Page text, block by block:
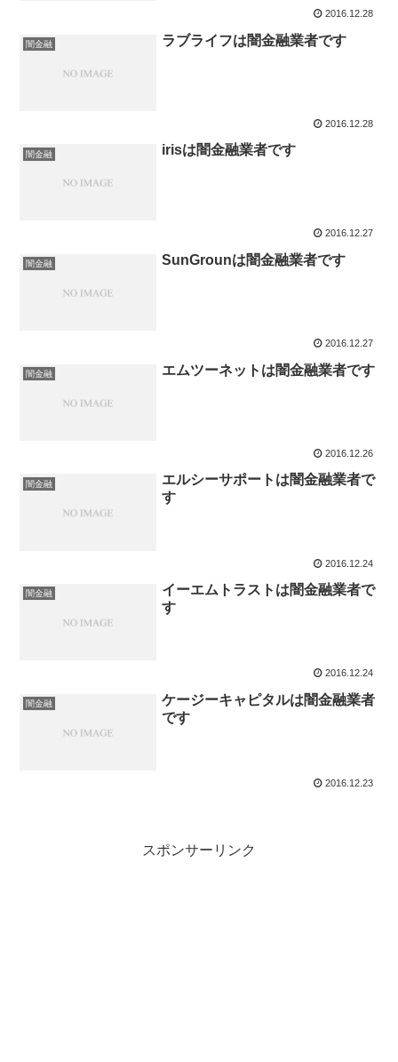
2016.12.28
闇金融 ラブライフは闇金融業者です
2016.12.28
闇金融 irisは闇金融業者です
2016.12.27
闇金融 SunGrounは闇金融業者です
2016.12.27
闇金融 エムツーネットは闇金融業者です
2016.12.26
闇金融
エルシーサポートは闇金融業者で
す
2016.12.24
闇金融
イーエムトラストは闇金融業者で
す
2016.12.24
闇金融
ケージーキャピタルは闇金融業者
です
2016.12.23
スポンサーリンク